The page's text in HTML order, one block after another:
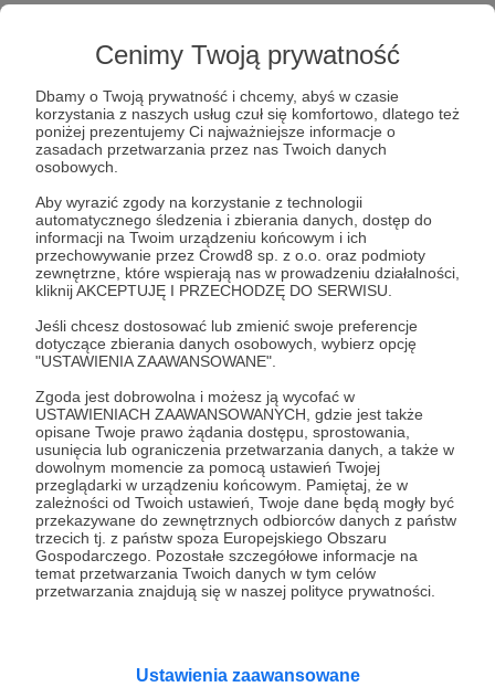
Cenimy Twoją prywatność
Dbamy o Twoją prywatność i chcemy, abyś w czasie
korzystania z naszych usług czuł się komfortowo, dlatego też
poniżej prezentujemy Ci najważniejsze informacje o
zasadach przetwarzania przez nas Twoich danych
osobowych.
Aby wyrazić zgody na korzystanie z technologii
automatycznego śledzenia i zbierania danych, dostęp do
informacji na Twoim urządzeniu końcowym i ich
przechowywanie przez Crowd8 sp. z o.o. oraz podmioty
zewnętrzne, które wspierają nas w prowadzeniu działalności,
kliknij AKCEPTUJĘ I PRZECHODZĘ DO SERWISU.
Jeśli chcesz dostosować lub zmienić swoje preferencje
dotyczące zbierania danych osobowych, wybierz opcję
"USTAWIENIA ZAAWANSOWANE".
Zgoda jest dobrowolna i możesz ją wycofać w
USTAWIENIACH ZAAWANSOWANYCH, gdzie jest także
opisane Twoje prawo żądania dostępu, sprostowania,
usunięcia lub ograniczenia przetwarzania danych, a także w
dowolnym momencie za pomocą ustawień Twojej
przeglądarki w urządzeniu końcowym. Pamiętaj, że w
zależności od Twoich ustawień, Twoje dane będą mogły być
przekazywane do zewnętrznych odbiorców danych z państw
trzecich tj. z państw spoza Europejskiego Obszaru
Gospodarczego. Pozostałe szczegółowe informacje na
temat przetwarzania Twoich danych w tym celów
przetwarzania znajdują się w naszej polityce prywatności.
Ustawienia zaawansowane
korzystaćz długich podań i zagrań z
pominięciem drugiej linii, której zadaniem
jest jednak w tym czasie podejście wyżej, aby
natychmiast po przejęciu piłki tworzyć opcje
podaniowe i zagrożenie w tercji ofensywnej.
Styl Mendilibara definiuje przy tym
nieustanneszukanie przewag liczebnych
oraz unikanie ryzyka. Za wszelką cenę.
Nawet utraty impetu czy dogodnej do ataku
pozycji. Dlatego osamotniony odgrywający
En-Nesyri) bardzo często przenosi akcję
głębiej. Wówczas Sevilla szuka wykorzystania
wolnej przestrzeni w innym sektorze boiska.
Zwabiają rywala na własną połowę tylko po to,
aby za chwilę powtórzyć wariant z długim
podaniem do przodu.
Celem nadrzędnym jestutrzymanie
posiadania i znalezienie wolnej przestrzeni
rywala do wyższego nacisku.